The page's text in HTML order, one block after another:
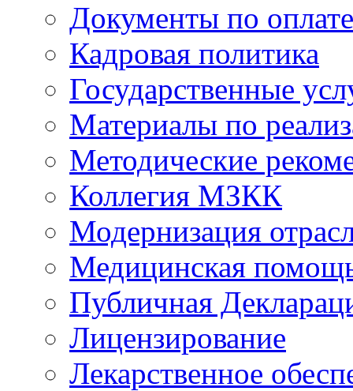
Документы по
Кадровая политика
Государственные
Материалы по
Методические
Коллегия МЗКК
Модернизация
Медицинская
Публичная
Лицензирование
Лекарственное